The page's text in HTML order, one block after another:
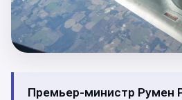
Премьер-министр Румен